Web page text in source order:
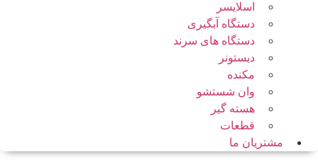
اسلایسر
دستگاه آبگیری
دستگاه های سرند
دیستونر
مکنده
وان شستشو
هسته گیر
قطعات
مشتریان ما